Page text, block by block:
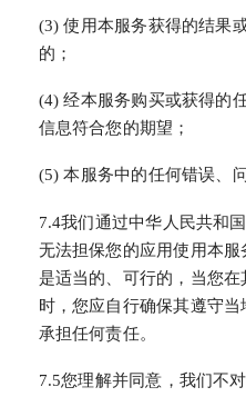
(3) 使用本服务获得的结果
的；
(4) 经本服务购买或获得的
信息符合您的期望；
(5) 本服务中的任何错误、
7.4我们通过中华人民共和
无法担保您的应用使用本
是适当的、可行的，当您
时，您应自行确保其遵守
承担任何责任。
7.5您理解并同意，我们不